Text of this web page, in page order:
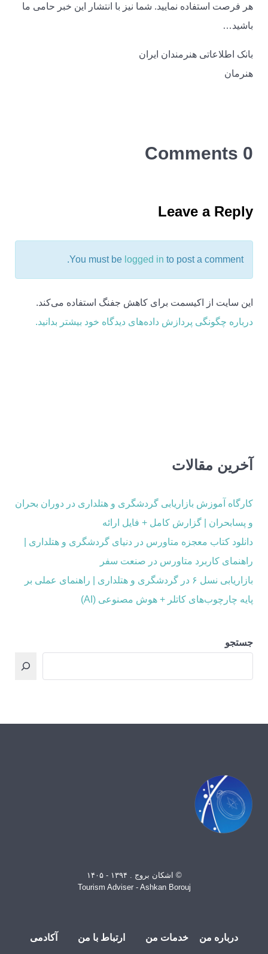
هر فرصت استفاده نمایید. شما نیز با انتشار این خبر حامی ما
باشید…
بانک اطلاعاتی هنرمندان ایران
هنرمان
0 Comments
Leave a Reply
You must be logged in to post a comment.
این سایت از اکیسمت برای کاهش جفنگ استفاده می‌کند.
درباره چگونگی پردازش داده‌های دیدگاه خود بیشتر بدانید.
آخرین مقالات
کارگاه آموزش بازاریابی گردشگری و هتلداری در دوران بحران
و پسابحران | گزارش کامل + فایل ارائه
دانلود کتاب معجزه متاورس در دنیای گردشگری و هتلداری |
راهنمای کاربرد متاورس در صنعت سفر
بازاریابی نسل ۶ در گردشگری و هتلداری | راهنمای عملی بر
پایه چارچوب‌های کاتلر + هوش مصنوعی (AI)
جستجو
© اشکان بروج . ۱۳۹۴ - ۱۴۰۵
Tourism Adviser - Ashkan Borouj
درباره من خدمات من ارتباط با من آکادمی